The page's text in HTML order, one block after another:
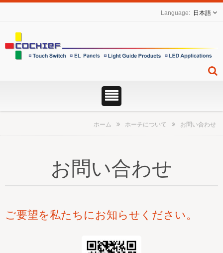
日本語
ホーム ホーチについて お問い合わせ
お問い合わせ
ご要望を私たちにお知らせください。